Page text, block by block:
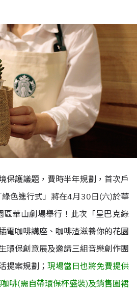
保護議題，費時半年規劃，首次戶
色進行式」將在4月30日(六)於華
華山劇場舉行！此次「星巴克綠
電咖啡講座、咖啡渣滋養你的花園
環保創意展及邀請三組音樂創作團
提案規劃； 現場當日也將免費提供
啡(需自帶環保杯盛裝)及銷售圍裙